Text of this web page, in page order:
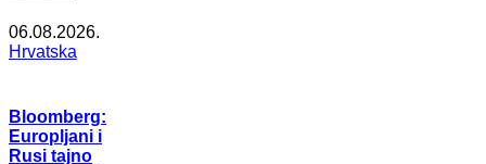
06.08.2026.
Hrvatska
Bloomberg:
Europljani i
Rusi tajno